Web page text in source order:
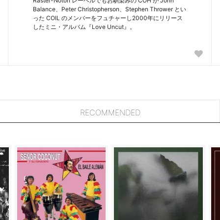
Balance、Peter Christopherson、Stephen Thrower とい
った COIL のメンバーをフュチャーし2000年にリリース
したミニ・アルバム『Love Uncut』。
RECOMMENDED